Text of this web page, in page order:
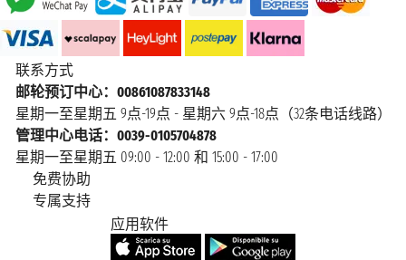
联系方式
邮轮预订中心：00861087833148
星期一至星期五 9点-19点 - 星期六 9点-18点（32条电话线路）
管理中心电话：0039-0105704878
星期一至星期五 09:00 - 12:00 和 15:00 - 17:00
免费协助
专属支持
应用软件